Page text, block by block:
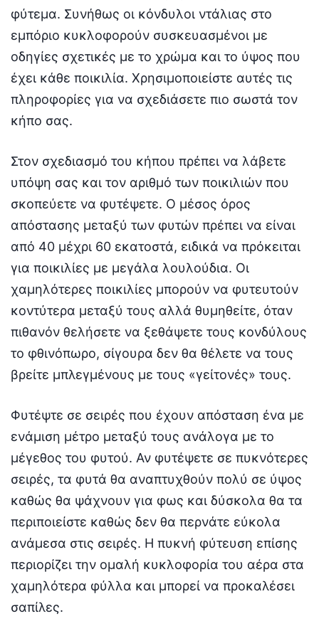
φύτεμα. Συνήθως οι κόνδυλοι ντάλιας στο
εμπόριο κυκλοφορούν συσκευασμένοι με
οδηγίες σχετικές με το χρώμα και το ύψος που
έχει κάθε ποικιλία. Χρησιμοποιείστε αυτές τις
πληροφορίες για να σχεδιάσετε πιο σωστά τον
κήπο σας.
Στον σχεδιασμό του κήπου πρέπει να λάβετε
υπόψη σας και τον αριθμό των ποικιλιών που
σκοπεύετε να φυτέψετε. Ο μέσος όρος
απόστασης μεταξύ των φυτών πρέπει να είναι
από 40 μέχρι 60 εκατοστά, ειδικά να πρόκειται
για ποικιλίες με μεγάλα λουλούδια. Οι
χαμηλότερες ποικιλίες μπορούν να φυτευτούν
κοντύτερα μεταξύ τους αλλά θυμηθείτε, όταν
πιθανόν θελήσετε να ξεθάψετε τους κονδύλους
το φθινόπωρο, σίγουρα δεν θα θέλετε να τους
βρείτε μπλεγμένους με τους «γείτονές» τους.
Φυτέψτε σε σειρές που έχουν απόσταση ένα με
ενάμιση μέτρο μεταξύ τους ανάλογα με το
μέγεθος του φυτού. Αν φυτέψετε σε πυκνότερες
σειρές, τα φυτά θα αναπτυχθούν πολύ σε ύψος
καθώς θα ψάχνουν για φως και δύσκολα θα τα
περιποιείστε καθώς δεν θα περνάτε εύκολα
ανάμεσα στις σειρές. Η πυκνή φύτευση επίσης
περιορίζει την ομαλή κυκλοφορία του αέρα στα
χαμηλότερα φύλλα και μπορεί να προκαλέσει
σαπίλες.